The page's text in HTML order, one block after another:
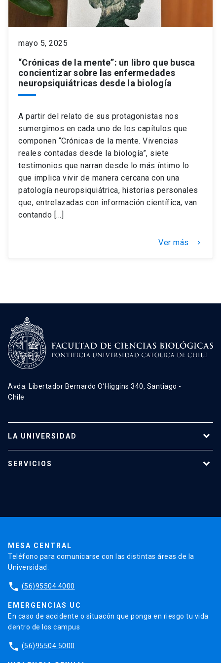
Académicos
Secretaría Académica
Documentos FCB
Dirección Investigación
Institutos y Centros
FCB en el Territorio
Redes Internacionales
Estudiantes
Postgrado
Centro de Estudiantes
Contacto
mayo 5, 2025
“Crónicas de la mente”: un libro que busca
concientizar sobre las enfermedades
neuropsiquiátricas desde la biología
A partir del relato de sus protagonistas nos
sumergimos en cada uno de los capítulos que
componen “Crónicas de la mente. Vivencias
reales contadas desde la biología”, siete
testimonios que narran desde lo más íntimo lo
que implica vivir de manera cercana con una
patología neuropsiquiátrica, historias personales
que, entrelazadas con información científica, van
contando […]
Ver más keyboard_arrow_right
Avda. Libertador Bernardo O’Higgins 340, Santiago -
Chile
LA UNIVERSIDAD
SERVICIOS
MESA CENTRAL
Teléfono para comunicarse con las distintas áreas de la
Universidad.
phone (56)95504 4000
EMERGENCIAS UC
En caso de accidente o situacón que ponga en riesgo tu vida
dentro de los campus
phone (56)95504 5000